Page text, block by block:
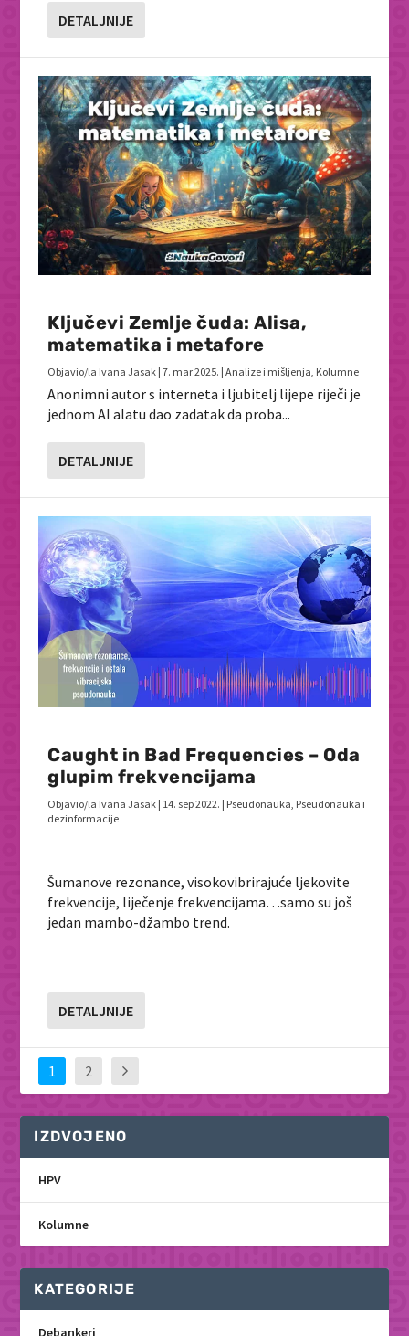
DETALJNIJE
Ključevi Zemlje čuda: Alisa,
matematika i metafore
Objavio/la Ivana Jasak |7. mar 2025. |Analize i mišljenja, Kolumne
Anonimni autor s interneta i ljubitelj lijepe riječi je
jednom AI alatu dao zadatak da proba...
DETALJNIJE
Caught in Bad Frequencies – Oda
glupim frekvencijama
Objavio/la Ivana Jasak | 14. sep 2022. | Pseudonauka Pseudonauka i
dezinformacije
Šumanove rezonance, visokovibrirajuće ljekovite
frekvencije, liječenje frekvencijama…samo su još
jedan mambo-džambo trend.
DETALJNIJE
1 2
IZDVOJENO
HPV
Kolumne
KATEGORIJE
Debankeri